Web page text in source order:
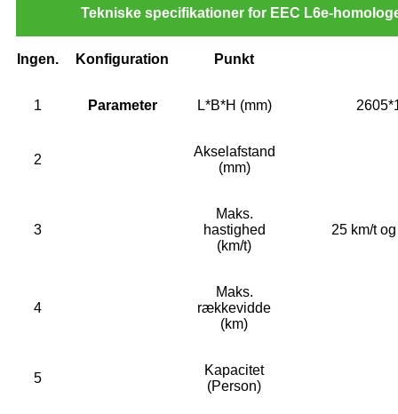
Tekniske specifikationer for EEC L6e-
Ingen. Konfiguration Punkt
1 Parameter L*B*H (mm)
2
Akselafstand
(mm)
3
Maks.
hastighed
(km/t)
25 km/t
4
Maks.
rækkevidde
(km)
5
Kapacitet
(Person)